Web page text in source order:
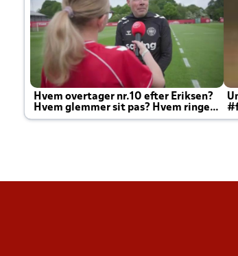
Hvem overtager nr.10 efter Eriksen?
Hvem glemmer sit pas? Hvem ringer
Joachim altid til efter kampe?